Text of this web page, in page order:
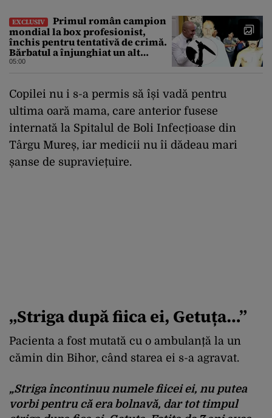
EXCLUSIV
Primul român campion
mondial la box profesionist,
închis pentru tentativă de crimă.
Bărbatul a înjunghiat un alt
interlop periculos
05:00
Copilei nu i s-a permis să își vadă pentru
ultima oară mama, care anterior fusese
internată la Spitalul de Boli Infecțioase din
Târgu Mureș, iar medicii nu îi dădeau mari
șanse de supraviețuire.
„Striga după fiica ei, Getuța…”
Pacienta a fost mutată cu o ambulanță la un
cămin din Bihor, când starea ei s-a agravat.
„Striga încontinuu numele fiicei ei, nu putea
vorbi pentru că era bolnavă, dar tot timpul